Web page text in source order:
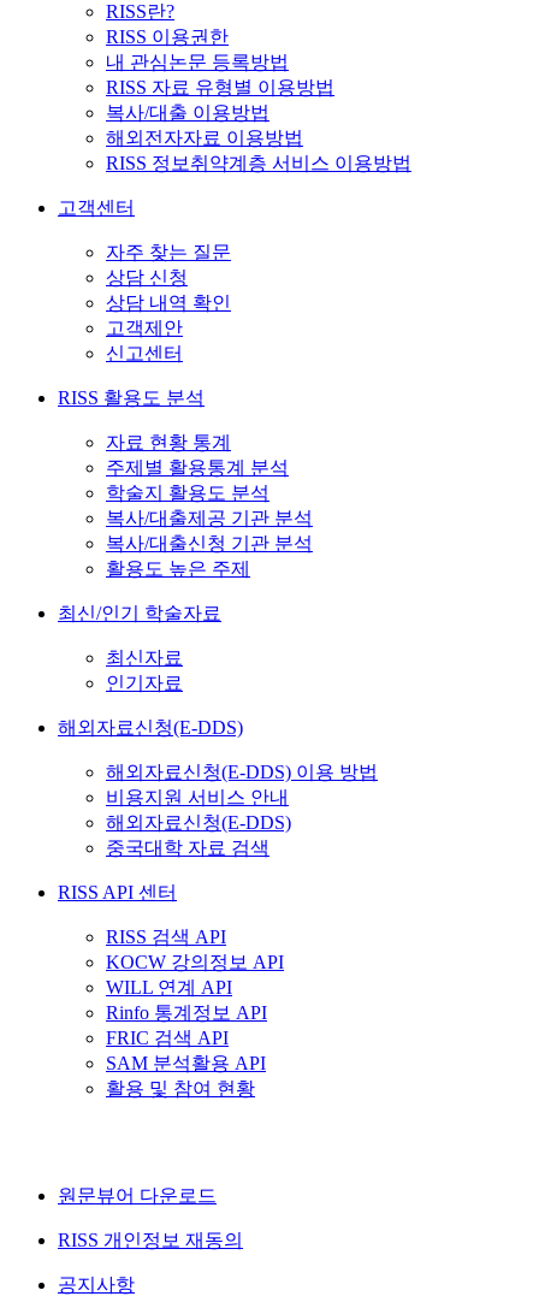
RISS란?
RISS 이용권한
내 관심논문 등록방법
RISS 자료 유형별 이용방법
복사/대출 이용방법
해외전자자료 이용방법
RISS 정보취약계층 서비스 이용방법
고객센터
자주 찾는 질문
상담 신청
상담 내역 확인
고객제안
신고센터
RISS 활용도 분석
자료 현황 통계
주제별 활용통계 분석
학술지 활용도 분석
복사/대출제공 기관 분석
복사/대출신청 기관 분석
활용도 높은 주제
최신/인기 학술자료
최신자료
인기자료
해외자료신청(E-DDS)
해외자료신청(E-DDS) 이용 방법
비용지원 서비스 안내
해외자료신청(E-DDS)
중국대학 자료 검색
RISS API 센터
RISS 검색 API
KOCW 강의정보 API
WILL 연계 API
Rinfo 통계정보 API
FRIC 검색 API
SAM 분석활용 API
활용 및 참여 현황
원문뷰어 다운로드
RISS 개인정보 재동의
공지사항